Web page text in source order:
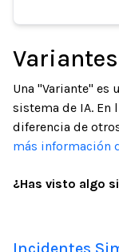
Variantes
Una "Variante"
sistema de IA.
diferencia de
más información
¿Has visto algo